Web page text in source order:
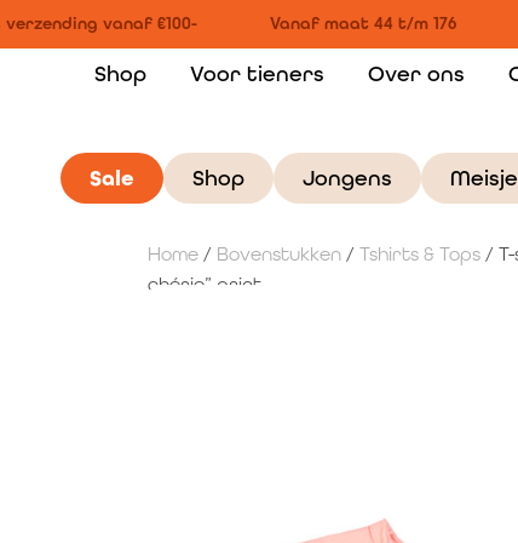
vanaf €100- Vanaf maat 44 t/m 176
Shop Voor tieners Over ons
Sale Shop Jongens
Home / Bovenstukken / Tshirts & Tops /
chérie” print